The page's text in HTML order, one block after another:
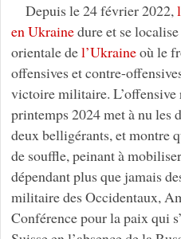
Depuis le 24 février 2022,
en Ukrainedure et se
orientale del’Ukraineoù le
offensives et contre-
victoire militaire. L’offensive
printemps 2024 met à nu les
deux belligérants, et montre
de souffle, peinant à
dépendant plus que jamais
militaire des Occidentaux,
Conférence pour la paix qui